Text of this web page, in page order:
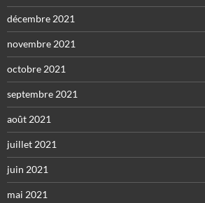
décembre 2021
novembre 2021
octobre 2021
septembre 2021
août 2021
juillet 2021
juin 2021
mai 2021